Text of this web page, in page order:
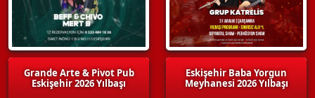
Grande Arte & Pivot Pub
Eskişehir 2026 Yılbaşı
Eskişehir Baba Yorgun
Meyhanesi 2026 Yılbaşı